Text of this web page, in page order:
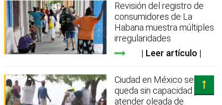
Revisión del registro de
consumidores de La
Habana muestra múltiples
irregularidades
Leer artículo
Ciudad en México se
queda sin capacidad para
atender oleada de